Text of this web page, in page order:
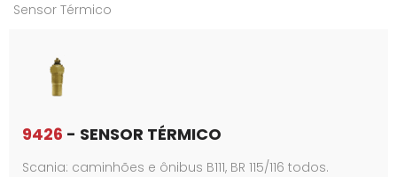
Sensor Térmico
9426 - SENSOR TÉRMICO
Scania: caminhões e ônibus B111, BR 115/116 todos.